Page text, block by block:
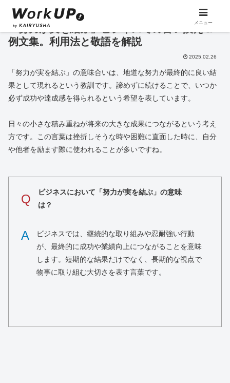
「努力が実を結ぶ」ビジネスでの言い換え＆
例文集。利用法と敬語を解説
2025.02.26
「努力が実を結ぶ」の意味合いは、地道な努力が最終的に良い結
果として現れるという教訓です。諦めずに続けることで、いつか
必ず成功や達成感を得られるという希望を表しています。
日々の小さな積み重ねが将来の大きな成果につながるという考え
方です。この言葉は挫折しそうな時や困難に直面した時に、自分
や他者を励ます際に使われることが多いですね。
Q
ビジネスにおいて「努力が実を結ぶ」の意味
は？
A
ビジネスでは、継続的な取り組みや忍耐強い行動
が、最終的に成功や業績向上につながることを意味
します。短期的な結果だけでなく、長期的な視点で
物事に取り組む大切さを表す言葉です。
メニュー